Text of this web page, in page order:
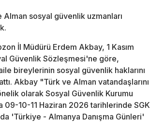
sosyal güvenlik uzmanları
İl Müdürü Erdem Akbay, 1 Kasım
Güvenlik Sözleşmesi'ne göre,
bireylerinin sosyal güvenlik haklarını
Akbay "Türk ve Alman vatandaşlarını
olarak Sosyal Güvenlik Kurumu
09-10-11 Haziran 2026 tarihlerinde SGK
'Türkiye - Almanya Danışma Günleri'